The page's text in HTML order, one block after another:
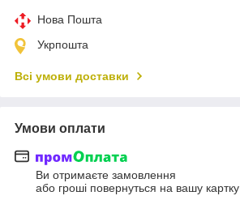
Нова Пошта
Укрпошта
Всі умови доставки
Умови оплати
Ви отримаєте замовлення
або гроші повернуться на вашу картку